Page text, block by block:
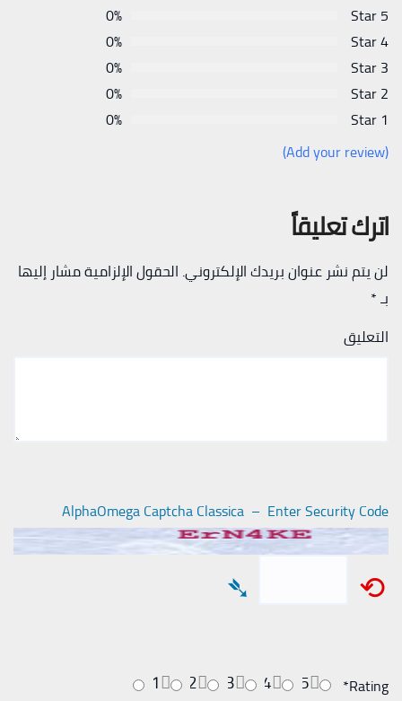
5 Star
0%
4 Star
0%
3 Star
0%
2 Star
0%
1 Star
0%
(Add your review)
اترك تعليقاً
لن يتم نشر عنوان بريدك الإلكتروني. الحقول الإلزامية مشار إليها
بـ*
التعليق
AlphaOmega Captcha Classica – Enter Security Code
⟲
➴
Rating
*
5
4
3
2
1